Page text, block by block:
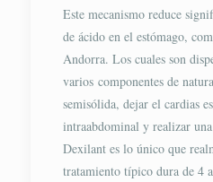
Este mecanismo reduce
de ácido en el estómago,
Andorra. Los cuales son
varios componentes de
semisólida, dejar el cardias
intraabdominal y realizar
Dexilant es lo único que
tratamiento típico dura de 4